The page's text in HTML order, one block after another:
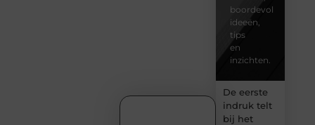
boordevol
ideeën,
tips
en
inzichten.
De eerste
indruk telt
bij het